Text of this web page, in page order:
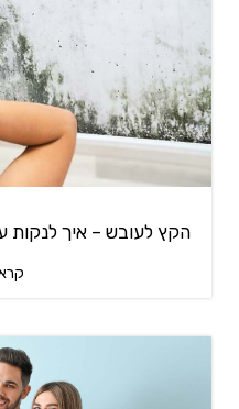
הקץ לעובש – איך לנקות